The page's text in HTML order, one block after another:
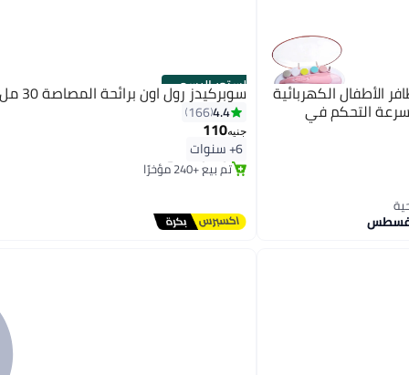
الأطفال الكهربائية
التحكم في
الستور الرسمي
سوبركيدز رول اون برائحة المصاصة 30 مل
4.4
166
جنيه110
6+ سنواتأقل سعر في 7 يوم
توصيل مجاني
تم بيع +240 مؤخرًا
أقل سعر في 7 يوم